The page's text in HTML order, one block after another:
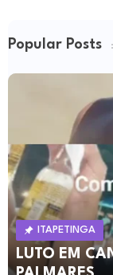
Popular Posts
ITAPETINGA
LUTO EM